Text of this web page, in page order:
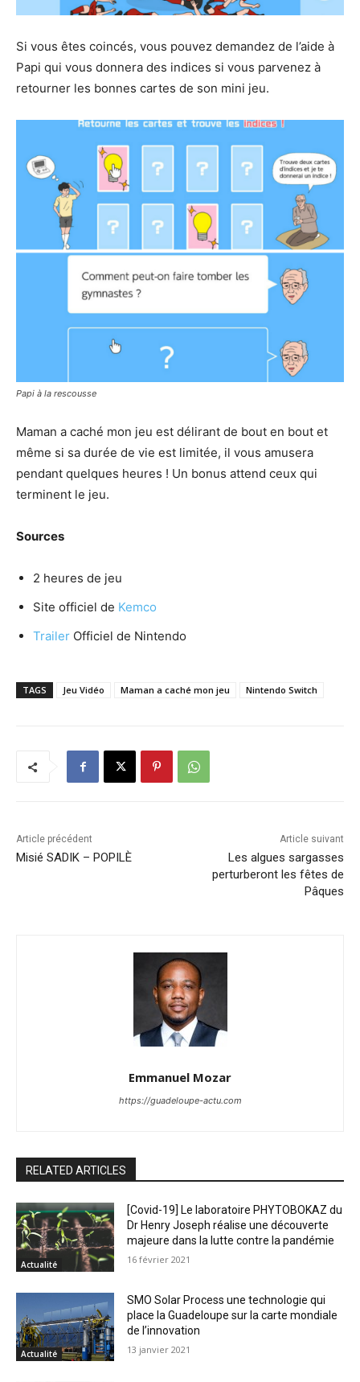
Si vous êtes coincés, vous pouvez demandez de l’aide à
Papi qui vous donnera des indices si vous parvenez à
retourner les bonnes cartes de son mini jeu.
Papi à la rescousse
Maman a caché mon jeu est délirant de bout en bout et
même si sa durée de vie est limitée, il vous amusera
pendant quelques heures ! Un bonus attend ceux qui
terminent le jeu.
Sources
2 heures de jeu
Site officiel de Kemco
Trailer Officiel de Nintendo
TAGS Jeu Vidéo Maman a caché mon jeu Nintendo Switch
Article précédent
Misié SADIK – POPILÈ
Article suivant
Les algues sargasses
perturberont les fêtes de
Pâques
Emmanuel Mozar
https://guadeloupe-actu.com
RELATED ARTICLES
Actualité
[Covid-19] Le laboratoire PHYTOBOKAZ du
Dr Henry Joseph réalise une découverte
majeure dans la lutte contre la pandémie
16 février 2021
Actualité
SMO Solar Process une technologie qui
place la Guadeloupe sur la carte mondiale
de l’innovation
13 janvier 2021